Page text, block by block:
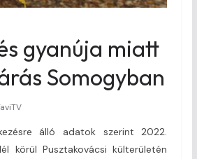
gyanúja miatt
Somogyban
álló adatok szerint 2022.
körül Pusztakovácsi külterületén